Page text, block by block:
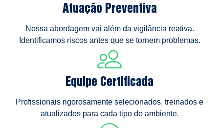
Atuação Preventiva
Nossa abordagem vai além da vigilância reativa.
Identificamos riscos antes que se tornem problemas.
Equipe Certificada
Profissionais rigorosamente selecionados, treinados e
atualizados para cada tipo de ambiente.